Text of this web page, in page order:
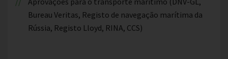
Bureau Veritas, Registo de navegação marítima da
Rússia, Registo Lloyd, RINA, CCS)